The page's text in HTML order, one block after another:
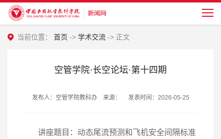
当前位置： 首页 -> 学术交流 -> 正文
空管学院·长空论坛·第十四期
发布人：空管学院教科办 来源： 发表时间：2026-05-25
讲座题目：动态尾流预测和飞机安全间隔标准